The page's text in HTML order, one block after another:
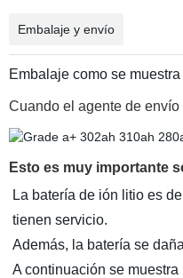
Embalaje y envío
Embalaje como se
Cuando el agente de
Esto es muy importante
La batería de ión litio es
tienen servicio.
Además, la batería se
A continuación se